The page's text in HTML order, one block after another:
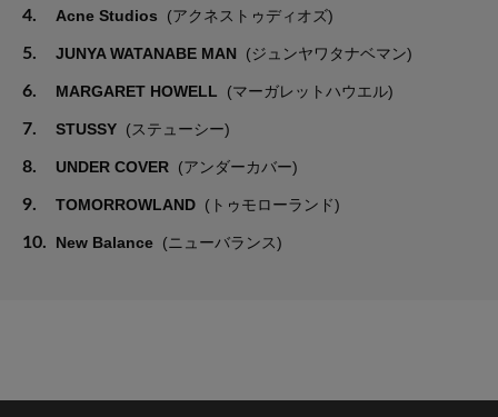
4. Acne Studios (アクネストゥディオズ)
5. JUNYA WATANABE MAN (ジュンヤワタナベマン)
6. MARGARET HOWELL (マーガレットハウエル)
7. STUSSY (ステューシー)
8. UNDER COVER (アンダーカバー)
9. TOMORROWLAND (トゥモローランド)
10. New Balance (ニューバランス)